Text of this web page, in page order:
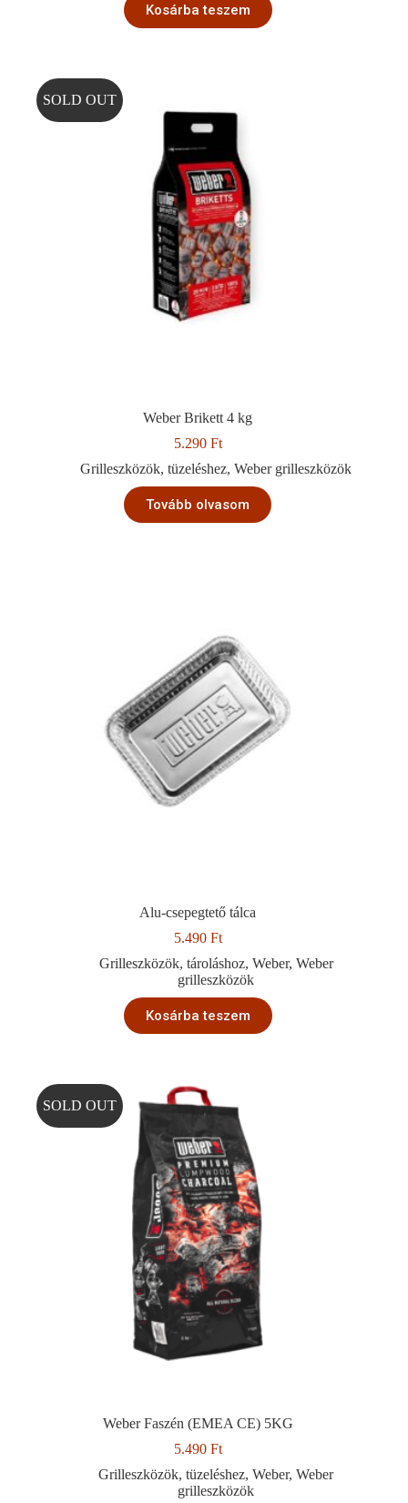
Kosárba teszem
SOLD OUT
Weber Brikett 4 kg
5.290 Ft
Grilleszközök,tüzeléshez,Weber grilleszközök
Tovább olvasom
Alu-csepegtető tálca
5.490 Ft
Grilleszközök, tároláshoz, Weber, Weber
grilleszközök
Kosárba teszem
SOLD OUT
Weber Faszén (EMEA CE) 5KG
5.490 Ft
Grilleszközök,tüzeléshez,Weber,Weber
grilleszközök